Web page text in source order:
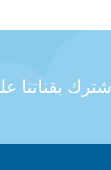
اشترك بقناتنا